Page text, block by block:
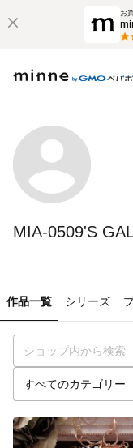
お
MIA-0509'S
作品一覧 シリーズ